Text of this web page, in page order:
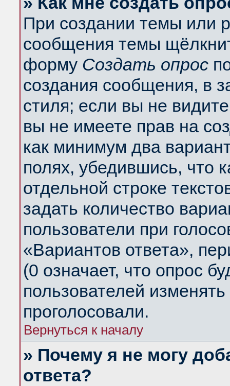
При создании темы или
сообщения темы
форму Создать опрос
создания сообщения, в
стиля; если вы не
вы не имеете прав на
как минимум два
полях, убедившись, что
отдельной строке
задать количество
пользователи при
«Вариантов ответа»,
(0 означает, что опрос
пользователей
проголосовали.
Вернуться к началу
» Почему я не могу
ответа?